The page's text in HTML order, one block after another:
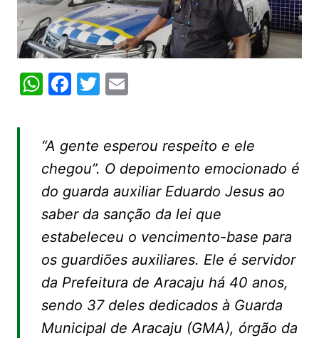
W
s
A
p
p
F
e
b
o
o
k
T
er
E
l
“A gente esperou respeito e ele
chegou”. O depoimento emocionado é
do guarda auxiliar Eduardo Jesus ao
saber da sanção da lei que
estabeleceu o vencimento-base para
os guardiões auxiliares. Ele é servidor
da Prefeitura de Aracaju há 40 anos,
sendo 37 deles dedicados à Guarda
Municipal de Aracaju (GMA), órgão da